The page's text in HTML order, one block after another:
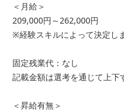
＜月給＞
209,000円～262,000円
※経験スキルによって決定し
固定残業代：なし
記載金額は選考を通じて上下
＜昇給有無＞